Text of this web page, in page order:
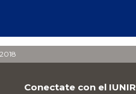
Conectate con el IUNIR